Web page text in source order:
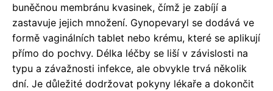
buněčnou membránu kvasinek, čímž je zabíjí a
zastavuje jejich množení. Gynopevaryl se dodává ve
formě vaginálních tablet nebo krému, které se aplikují
přímo do pochvy. Délka léčby se liší v závislosti na
typu a závažnosti infekce, ale obvykle trvá několik
dní. Je důležité dodržovat pokyny lékaře a dokončit